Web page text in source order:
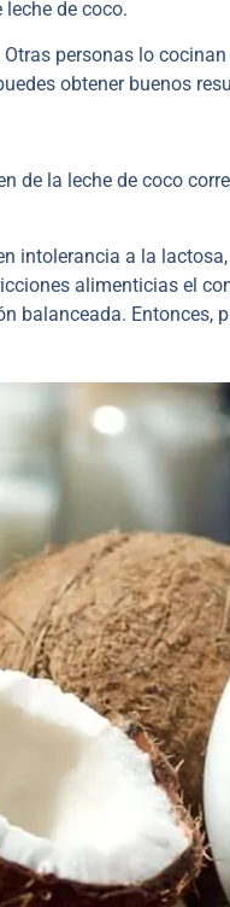
leche de coco.
personas lo
obtener buenos
de la leche de coco
intolerancia a la
alimenticias el
balanceada. Entonces,